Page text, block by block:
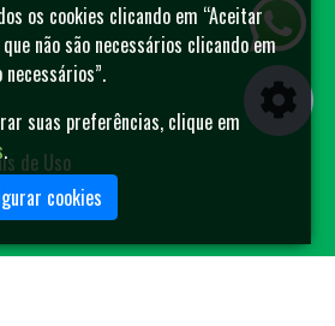
de Uso
os cookies clicando em “Aceitar
não são necessários clicando em
suas preferências, clique em
.
cookies